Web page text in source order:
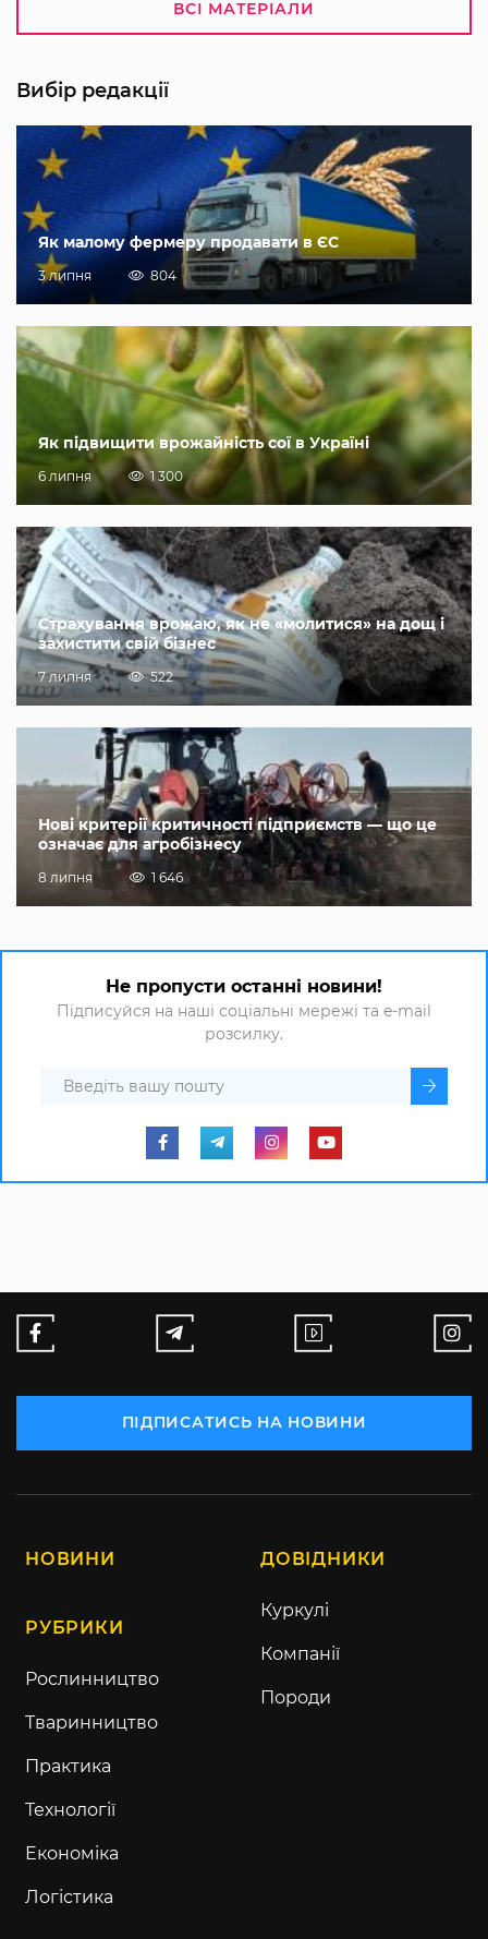
ВСІ МАТЕРІАЛИ
Вибір редакції
Як малому фермеру продавати в ЄС
3 липня 804
Як підвищити врожайність сої в Україні
6 липня 1 300
Страхування врожаю, як не «молитися» на дощ і
захистити свій бізнес
7 липня 522
Нові критерії критичності підприємств — що це
означає для агробізнесу
8 липня 1 646
Не пропусти останні новини!
Підписуйся на наші соціальні мережі та e-mail
розсилку.
ПІДПИСАТИСЬ НА НОВИНИ
НОВИНИ
РУБРИКИ
Рослинництво
Тваринництво
Практика
Технології
Економіка
Логістика
ДОВІДНИКИ
Куркулі
Компанії
Породи